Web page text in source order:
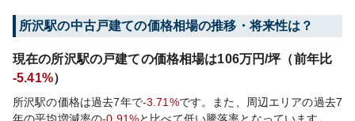
所沢駅の中古戸建ての価格相場の推移・将来性は？
現在の所沢駅の戸建ての価格相場は106万円/坪（前年比
-5.41%）
所沢駅の価格は過去7年で-3.71%です。 また、周辺エリアの過去7